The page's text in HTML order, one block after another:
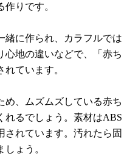
りです。
緒に作られ、カラフルでは
心地の違いなどで、「赤ち
ています。
め、ムズムズしている赤ち
れるでしょう。素材はABS
されています。汚れたら固
ょう。